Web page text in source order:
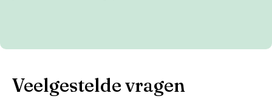
Veelgestelde vragen